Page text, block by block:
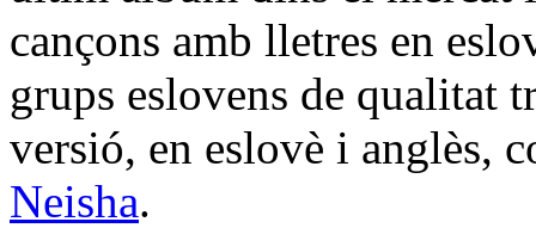
cançons amb lletres en
grups eslovens de qualitat
versió, en eslovè i anglès,
Neisha.